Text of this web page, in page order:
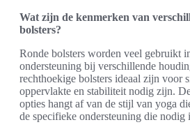
Wat zijn de kenmerken van
bolsters?
Ronde bolsters worden veel gebruikt
ondersteuning bij verschillende
rechthoekige bolsters ideaal zijn voor
oppervlakte en stabiliteit nodig zijn.
opties hangt af van de stijl van yoga
de specifieke ondersteuning die nodig